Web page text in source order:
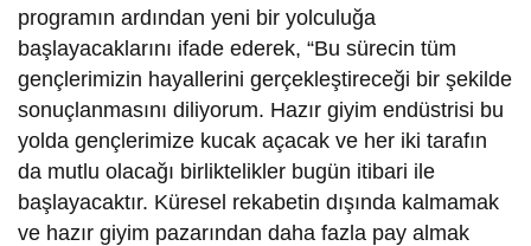
programın ardından yeni bir yolculuğa
başlayacaklarını ifade ederek, “Bu sürecin tüm
gençlerimizin hayallerini gerçekleştireceği bir şekilde
sonuçlanmasını diliyorum. Hazır giyim endüstrisi bu
yolda gençlerimize kucak açacak ve her iki tarafın
da mutlu olacağı birliktelikler bugün itibari ile
başlayacaktır. Küresel rekabetin dışında kalmamak
ve hazır giyim pazarından daha fazla pay almak